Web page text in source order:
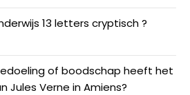
13 letters cryptisch ?
of boodschap heeft het
Jules Verne in Amiens?